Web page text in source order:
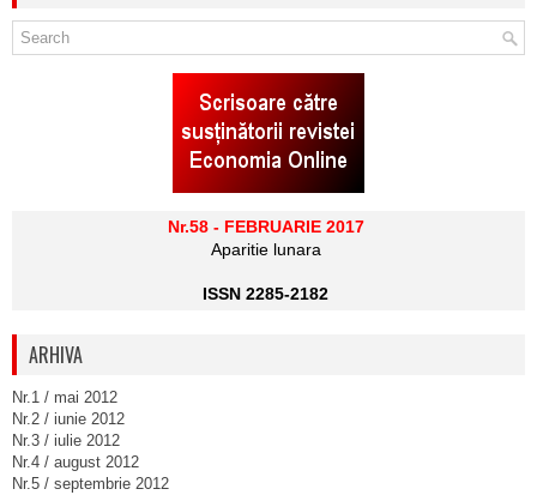
Nr.58 - FEBRUARIE 2017
Aparitie lunara
ISSN 2285-2182
ARHIVA
Nr.1 / mai 2012
Nr.2 / iunie 2012
Nr.3 / iulie 2012
Nr.4 / august 2012
Nr.5 / septembrie 2012